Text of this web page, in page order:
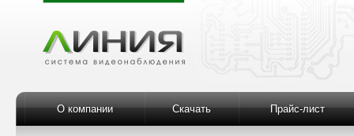
О компании Скачать Прайс-лист